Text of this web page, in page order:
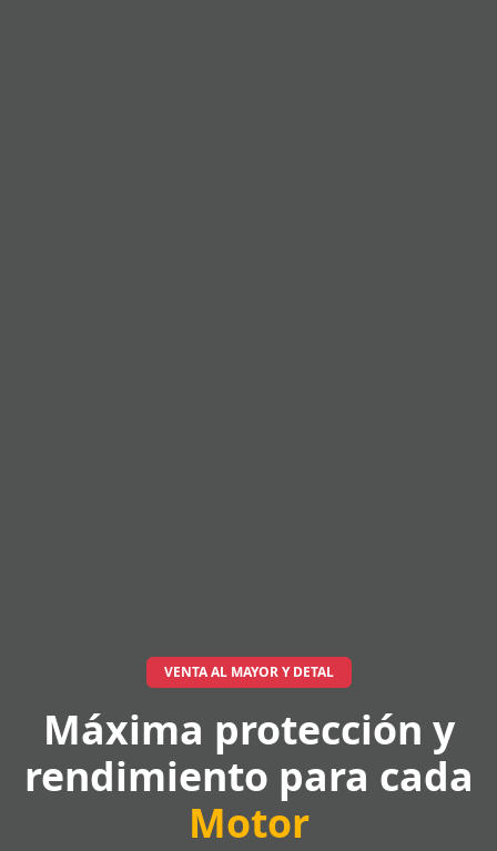
VENTA AL MAYOR Y DETAL
Máxima protección y
rendimiento para cada
Motor